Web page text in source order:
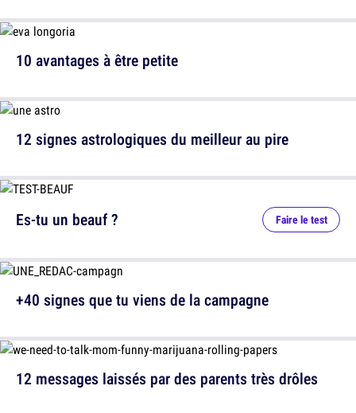
10 avantages à être petite
12 signes astrologiques du meilleur au pire
12 messages laissés par des parents très drôles
Es-tu un beauf ? Faire le test
+40 signes que tu viens de la campagne